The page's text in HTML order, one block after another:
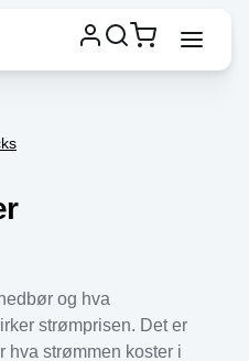
og hva
strømprisen. Det er
hva strømmen koster i